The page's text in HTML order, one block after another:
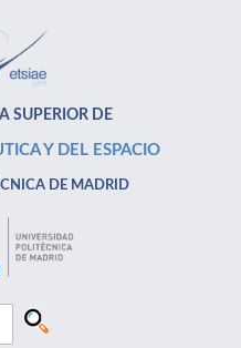
SUPERIOR DE
Y DEL ESPACIO
DE MADRID